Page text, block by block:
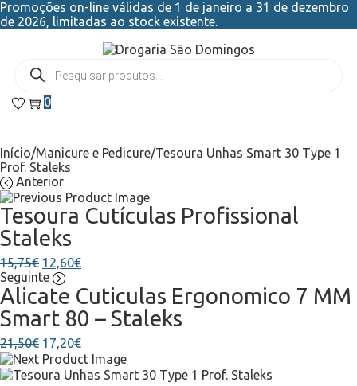
Promoções on-line válidas de 1 de janeiro a 31 de dezembro
de 2026, limitadas ao stock existente.
0
Início/Manicure e Pedicure/Tesoura Unhas Smart 30 Type 1
Prof. Staleks
Anterior
Tesoura Cutículas Profissional
Staleks
15,75€ 12,60€
Seguinte
Alicate Cuticulas Ergonomico 7 MM
Smart 80 – Staleks
21,50€ 17,20€